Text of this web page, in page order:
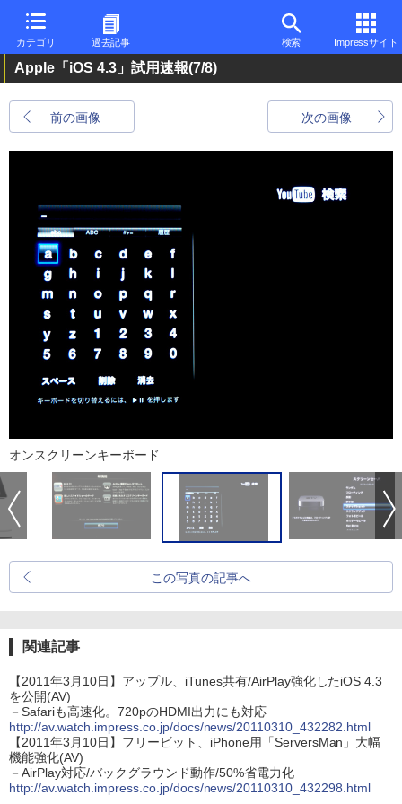
カテゴリ 過去記事 検索 Impressサイト
Apple「iOS 4.3」試用速報(7/8)
前の画像 次の画像
オンスクリーンキーボード
この写真の記事へ
関連記事
【2011年3月10日】アップル、iTunes共有/AirPlay強化したiOS 4.3
を公開(AV)
－Safariも高速化。720pのHDMI出力にも対応
http://av.watch.impress.co.jp/docs/news/20110310_432282.html
【2011年3月10日】フリービット、iPhone用「ServersMan」大幅
機能強化(AV)
－AirPlay対応/バックグラウンド動作/50%省電力化
http://av.watch.impress.co.jp/docs/news/20110310_432298.html